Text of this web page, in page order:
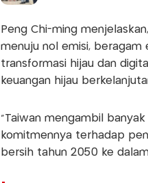
Peng Chi-ming
menuju nol emisi, beragam
transformasi hijau dan
keuangan hijau
"Taiwan mengambil
komitmennya terhadap
bersih tahun 2050 ke